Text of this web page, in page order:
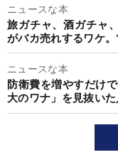
ニュースな本
旅ガチャ、酒ガチャ
がバカ売れするワケ
ニュースな本
防衛費を増やすだけ
大のワナ」を見抜い